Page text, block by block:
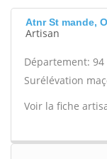
Atnr St mande,
Artisan
Département: 94
Surélévation
Voir la fiche